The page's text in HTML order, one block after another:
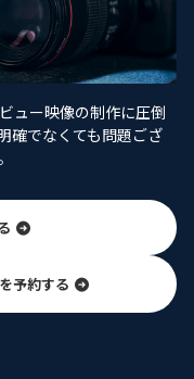
ュー映像の制作に圧倒
確でなくても問題ござ
予約する